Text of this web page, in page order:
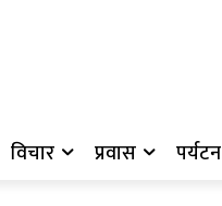
विचार प्रवास पर्यटन